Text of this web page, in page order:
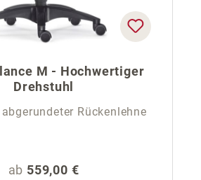
M - Hochwertiger
Drehstuhl
Rückenlehne
Regulärer Preis:
ab 559,00 €